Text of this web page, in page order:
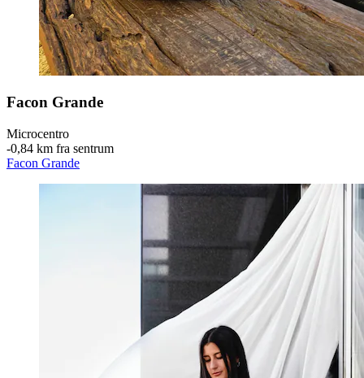
Facon Grande
Microcentro
‐0,84 km fra sentrum
Facon Grande